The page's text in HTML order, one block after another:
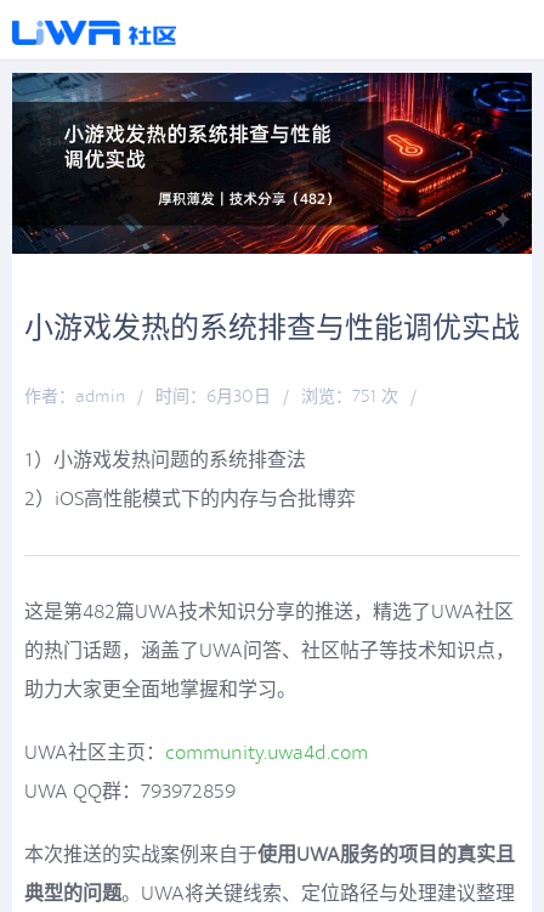
小游戏发热的系统排查与性能调优实战
作者：admin / 时间：6月30日 / 浏览：751 次
/
1）小游戏发热问题的系统排查法
2）iOS高性能模式下的内存与合批博弈
这是第482篇UWA技术知识分享的推送，精选了UWA社区
的热门话题，涵盖了UWA问答、社区帖子等技术知识点，
助力大家更全面地掌握和学习。
UWA社区主页： community.uwa4d.com
UWA QQ群：793972859
本次推送的实战案例来自于使用UWA服务的项目的真实且
典型的问题。UWA将关键线索、定位路径与处理建议整理